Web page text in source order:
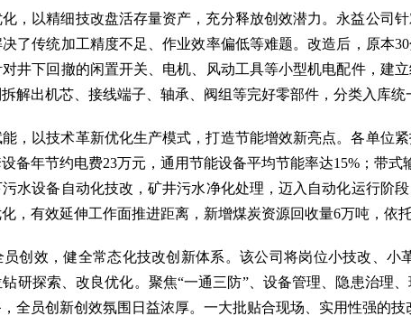
，以精细技改盘活存量资产，充分释放创效潜力。永益公司
了传统加工精度不足、作业效率偏低等难题。改造后，原本
井下回撤的闲置开关、电机、风动工具等小型机电配件，建
解出机芯、接线端子、轴承、阀组等完好零部件，分类入库
，以技术革新优化生产模式，打造节能增效新亮点。各单位
备年节约电费23万元，通用节能设备平均节能率达15%；带
水设备自动化技改，矿井污水净化处理，迈入自动化运行阶
，有效延伸工作面推进距离，新增煤炭资源回收量6万吨，依
创效，健全常态化技改创新体系。该公司将岗位小技改、
研探索、改良优化。聚焦“一通三防”、设备管理、隐患治
全员创新创效氛围日益浓厚。一大批贴合现场、实用性强的